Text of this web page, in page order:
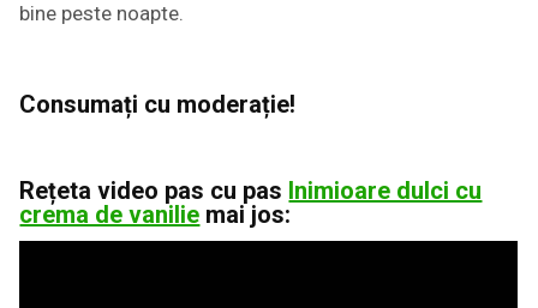
bine peste noapte.
Consumați cu moderație!
Rețeta video pas cu pas Inimioare dulci cu
crema de vanilie mai jos: